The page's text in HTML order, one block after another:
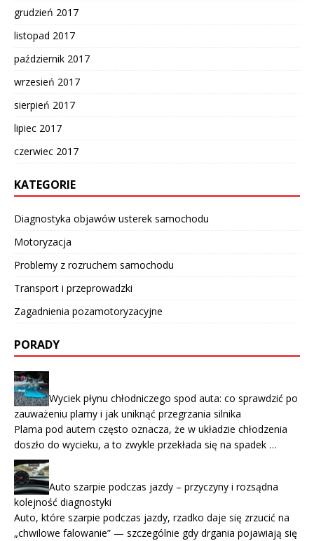
grudzień 2017
listopad 2017
październik 2017
wrzesień 2017
sierpień 2017
lipiec 2017
czerwiec 2017
KATEGORIE
Diagnostyka objawów usterek samochodu
Motoryzacja
Problemy z rozruchem samochodu
Transport i przeprowadzki
Zagadnienia pozamotoryzacyjne
PORADY
Wyciek płynu chłodniczego spod auta: co sprawdzić po
zauważeniu plamy i jak uniknąć przegrzania silnika
Plama pod autem często oznacza, że w układzie chłodzenia
doszło do wycieku, a to zwykle przekłada się na spadek …
Auto szarpie podczas jazdy – przyczyny i rozsądna
kolejność diagnostyki
Auto, które szarpie podczas jazdy, rzadko daje się zrzucić na
„chwilowe falowanie” — szczególnie gdy drgania pojawiają się